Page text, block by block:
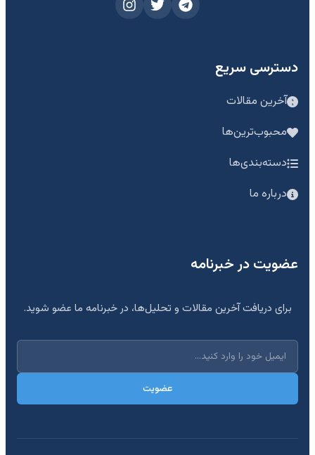
دسترسی سریع
آخرین مقالات
محبوب‌ترین‌ها
دسته‌بندی‌ها
درباره ما
عضویت در خبرنامه
برای دریافت آخرین مقالات و تحلیل‌ها، در خبرنامه ما عضو شوید.
عضویت